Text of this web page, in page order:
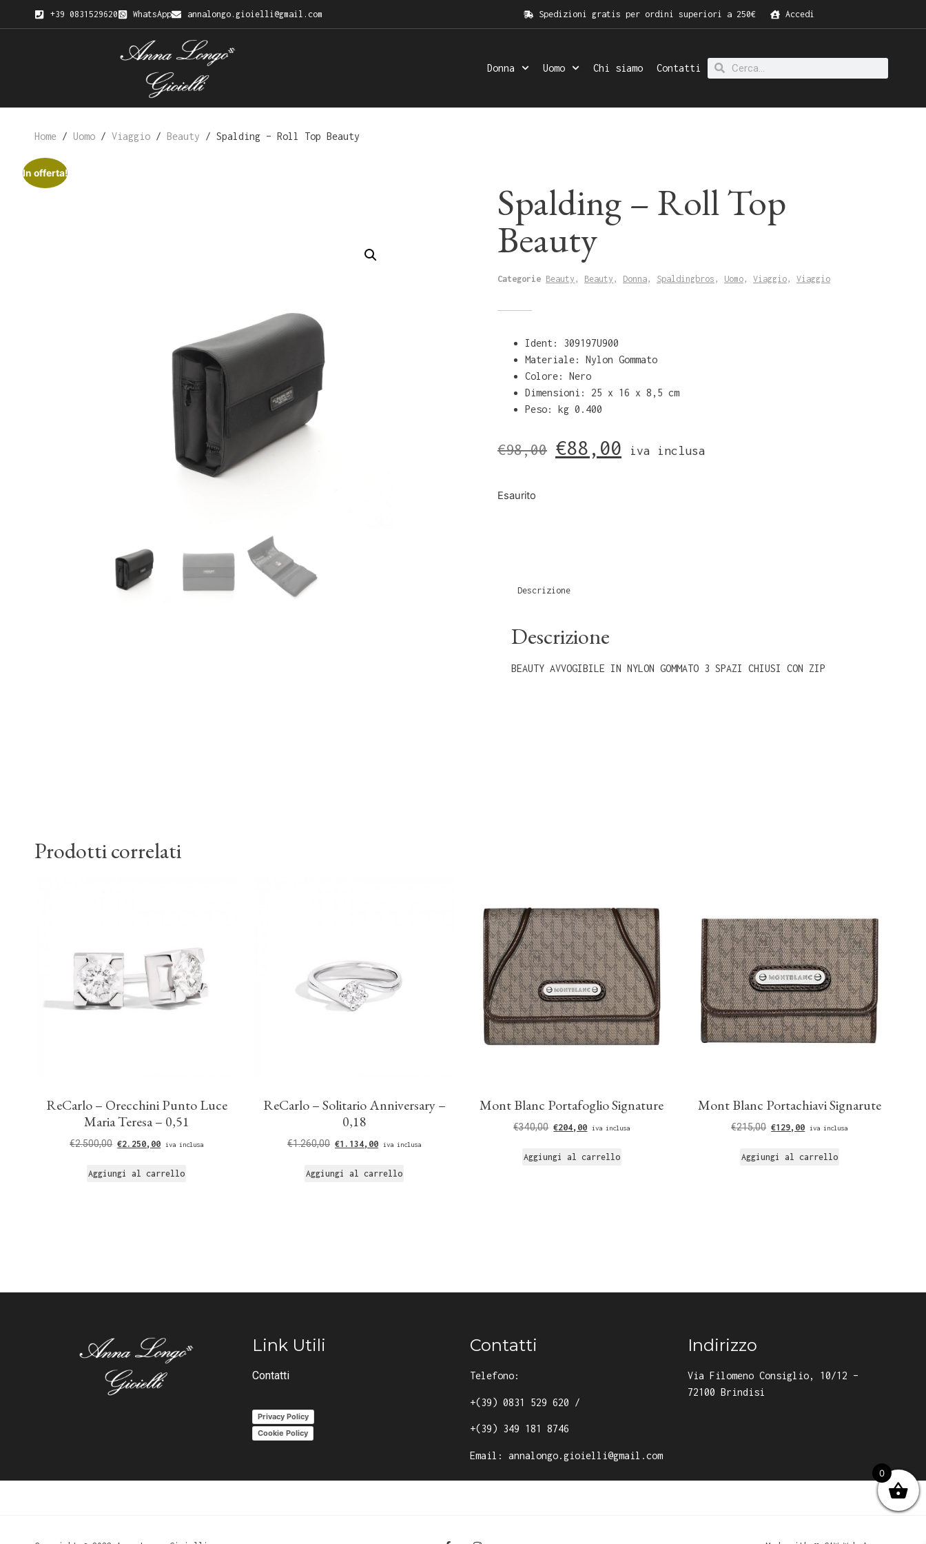
+39 0831529620 WhatsApp annalongo.gioielli@gmail.com Spedizioni gratis per ordini superiori a 250€ Accedi
Donna Uomo Chi siamo Contatti
Home / Uomo /Viaggio / Beauty / Spalding – Roll Top Beauty
In offerta!
Spalding – Roll Top
Beauty
Categorie Beauty , Beauty , Donna, Spaldingbros , Uomo, Viaggio, Viaggio
Ident: 309197U900
Materiale: Nylon Gommato
Colore: Nero
Dimensioni: 25 x 16 x 8,5 cm
Peso: kg 0.400
€98,00 €88,00 iva inclusa
Esaurito
Descrizione
Descrizione
BEAUTY AVVOGIBILE IN NYLON GOMMATO 3 SPAZI CHIUSI CON ZIP
Prodotti correlati
ReCarlo – Orecchini Punto Luce
Maria Teresa – 0,51
€2.500,00 €2.250,00 iva inclusa
Aggiungi al carrello
ReCarlo – Solitario Anniversary –
0,18
€1.260,00 €1.134,00 iva inclusa
Aggiungi al carrello
Mont Blanc Portafoglio Signature
€340,00 €204,00 iva inclusa
Aggiungi al carrello
Mont Blanc Portachiavi Signarute
€215,00 €129,00 iva inclusa
Aggiungi al carrello
Link Utili
Contatti
Privacy Policy
Cookie Policy
Contatti
Telefono:
+(39) 0831 529 620 /
+(39) 349 181 8746
Email: annalongo.gioielli@gmail.com
Indirizzo
Via Filomeno Consiglio, 10/12 –
72100 Brindisi
0